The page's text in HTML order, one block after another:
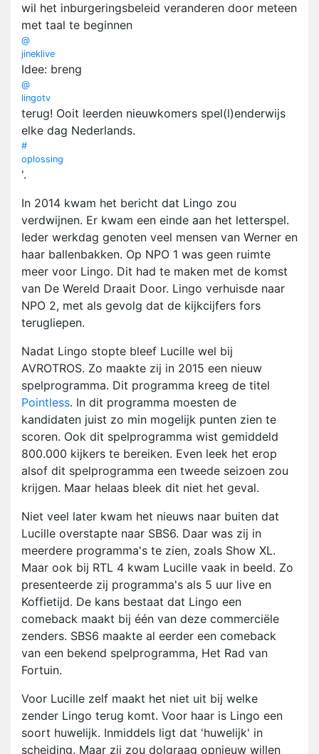
wil het inburgeringsbeleid veranderen door meteen
met taal te beginnen
@
jineklive
Idee: breng
@
lingotv
terug! Ooit leerden nieuwkomers spel(l)enderwijs
elke dag Nederlands.
#
oplossing
'.
In 2014 kwam het bericht dat Lingo zou
verdwijnen. Er kwam een einde aan het letterspel.
Ieder werkdag genoten veel mensen van Werner en
haar ballenbakken. Op NPO 1 was geen ruimte
meer voor Lingo. Dit had te maken met de komst
van De Wereld Draait Door. Lingo verhuisde naar
NPO 2, met als gevolg dat de kijkcijfers fors
terugliepen.
Nadat Lingo stopte bleef Lucille wel bij
AVROTROS. Zo maakte zij in 2015 een nieuw
spelprogramma. Dit programma kreeg de titel
Pointless. In dit programma moesten de
kandidaten juist zo min mogelijk punten zien te
scoren. Ook dit spelprogramma wist gemiddeld
800.000 kijkers te bereiken. Even leek het erop
alsof dit spelprogramma een tweede seizoen zou
krijgen. Maar helaas bleek dit niet het geval.
Niet veel later kwam het nieuws naar buiten dat
Lucille overstapte naar SBS6. Daar was zij in
meerdere programma's te zien, zoals Show XL.
Maar ook bij RTL 4 kwam Lucille vaak in beeld. Zo
presenteerde zij programma's als 5 uur live en
Koffietijd. De kans bestaat dat Lingo een
comeback maakt bij één van deze commerciële
zenders. SBS6 maakte al eerder een comeback
van een bekend spelprogramma, Het Rad van
Fortuin.
Voor Lucille zelf maakt het niet uit bij welke
zender Lingo terug komt. Voor haar is Lingo een
soort huwelijk. Inmiddels ligt dat 'huwelijk' in
scheiding. Maar zij zou dolgraag opnieuw willen